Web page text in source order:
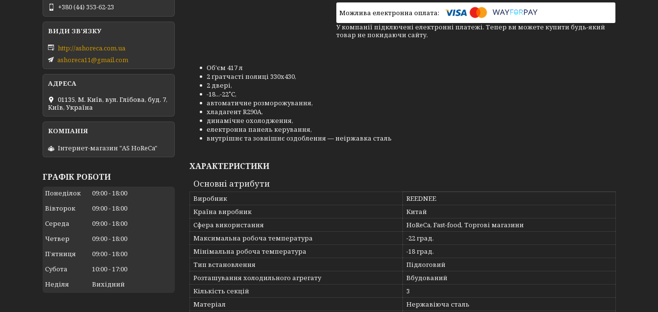
У компанії підключені електронні платежі. Тепер ви можете купити будь-який
товар не покидаючи сайту.
Об'єм 417 л
2 ґратчасті полиці 330х430,
2 двері,
-18...-22˚С,
автоматичне розморожування,
хладагент R290A,
динамічне охолодження,
електронна панель керування,
внутрішнє та зовнішнє оздоблення — неіржавка сталь
ХАРАКТЕРИСТИКИ
Основні атрибути
Виробник
REEDNEE
Країна виробник
Китай
Сфера використання
HoReCa, Fast-food, Торгові магазини
Максимальна робоча температура
-22 град.
Мінімальна робоча температура
-18 град.
Тип встановлення
Підлоговий
Розташування холодильного агрегату
Вбудований
Кількість секцій
3
Матеріал
Нержавіюча сталь
+380 (44) 353-62-23
http://ashoreca.com.ua
ashoreca11@gmail.com
01135, М. Київ, вул. Глібова, буд. 7,
Київ, Україна
Інтернет-магазин "AS HoReCa"
ГРАФІК РОБОТИ
Понеділок 09:00 18:00
Вівторок
09:00 18:00
Середа
09:00 18:00
Четвер
09:00 18:00
Пʼятниця
09:00 18:00
Субота
10:00 17:00
Неділя
Вихідний